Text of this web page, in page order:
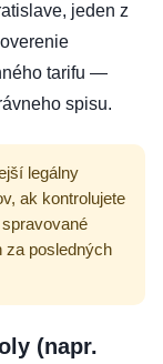
jeden z
tarifu —
spisu.
legálny
ak kontrolujete
za posledných
(napr.